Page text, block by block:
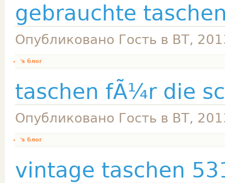
gebrauchte
Опубликовано Гость в ВТ,
's блог
taschen fÃ¼r die
Опубликовано Гость в ВТ,
's блог
vintage taschen